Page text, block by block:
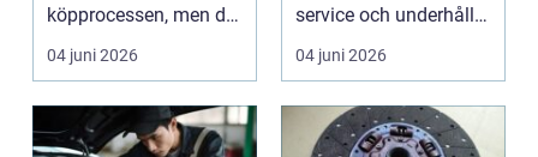
köpprocessen, men det
ha...
04 juni 2026
service och underhåll
sköts i tid. I...
04 juni 2026